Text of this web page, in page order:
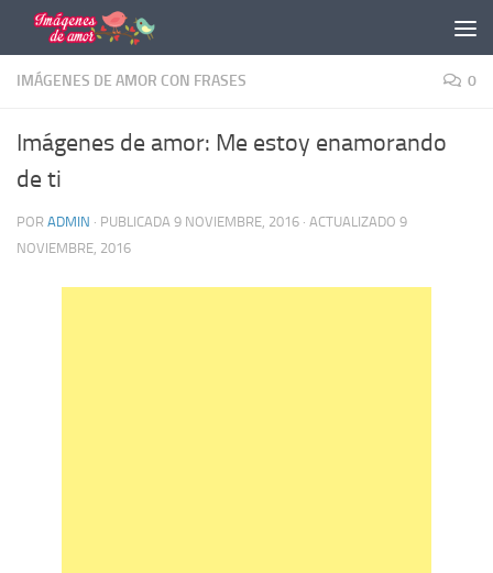
Saltar al contenido
IMÁGENES DE AMOR CON FRASES 0
Imágenes de amor: Me estoy enamorando
de ti
POR ADMIN · PUBLICADA 9 NOVIEMBRE, 2016 · ACTUALIZADO 9
NOVIEMBRE, 2016